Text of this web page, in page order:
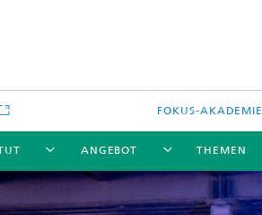
FOKUS-AKADEMIE
ANGEBOT THEMEN